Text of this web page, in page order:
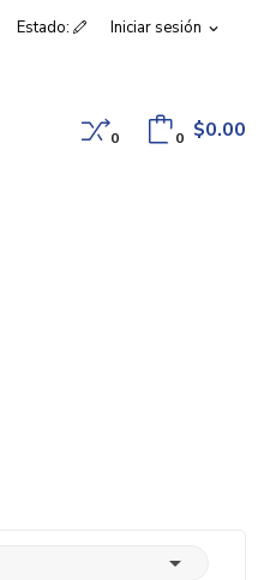
Iniciar sesión expand_more
Estado:
0 $0.00
0
